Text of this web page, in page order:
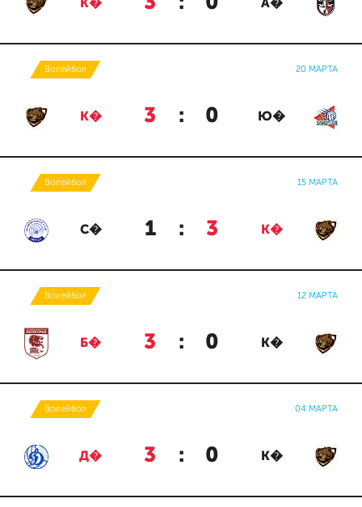
К� А�
Волейбол 20 МАРТА
К� 3 : 0 Ю�
Волейбол 15 МАРТА
С� 1 : 3 К�
Волейбол 12 МАРТА
Б� 3 : 0 К�
Волейбол 04 МАРТА
Д� 3 : 0 К�